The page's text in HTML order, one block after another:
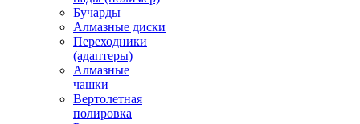
Бучарды
Алмазные диски
Переходники
(адаптеры)
Алмазные
чашки
Вертолетная
полировка